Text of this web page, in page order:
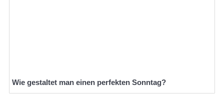
Wie gestaltet man einen perfekten Sonntag?